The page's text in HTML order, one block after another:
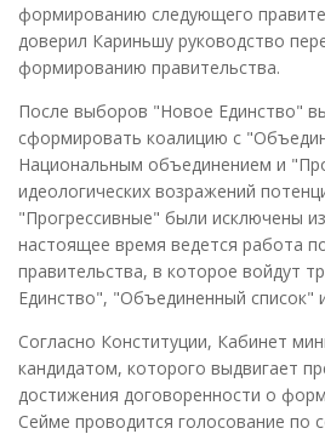
формированию следующего
доверил Кариньшу руководство
формированию правительства.
После выборов "Новое Единство"
сформировать коалицию с
Национальным объединением и
идеологических возражений
"Прогрессивные" были исключены
настоящее время ведется работа
правительства, в которое войдут
Единство", "Объединенный список"
Согласно Конституции, Кабинет
кандидатом, которого выдвигает
достижения договоренности о
Сейме проводится голосование по